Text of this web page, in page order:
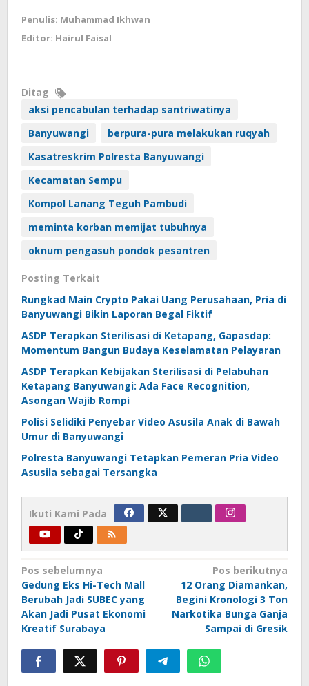
Penulis: Muhammad Ikhwan
Editor: Hairul Faisal
Ditag
aksi pencabulan terhadap santriwatinya
Banyuwangi
berpura-pura melakukan ruqyah
Kasatreskrim Polresta Banyuwangi
Kecamatan Sempu
Kompol Lanang Teguh Pambudi
meminta korban memijat tubuhnya
oknum pengasuh pondok pesantren
Posting Terkait
Rungkad Main Crypto Pakai Uang Perusahaan, Pria di
Banyuwangi Bikin Laporan Begal Fiktif
ASDP Terapkan Sterilisasi di Ketapang, Gapasdap:
Momentum Bangun Budaya Keselamatan Pelayaran
ASDP Terapkan Kebijakan Sterilisasi di Pelabuhan
Ketapang Banyuwangi: Ada Face Recognition,
Asongan Wajib Rompi
Polisi Selidiki Penyebar Video Asusila Anak di Bawah
Umur di Banyuwangi
Polresta Banyuwangi Tetapkan Pemeran Pria Video
Asusila sebagai Tersangka
Ikuti Kami Pada
Navigasi
pos
Pos sebelumnya
Gedung Eks Hi-Tech Mall
Berubah Jadi SUBEC yang
Akan Jadi Pusat Ekonomi
Kreatif Surabaya
Pos berikutnya
12 Orang Diamankan,
Begini Kronologi 3 Ton
Narkotika Bunga Ganja
Sampai di Gresik